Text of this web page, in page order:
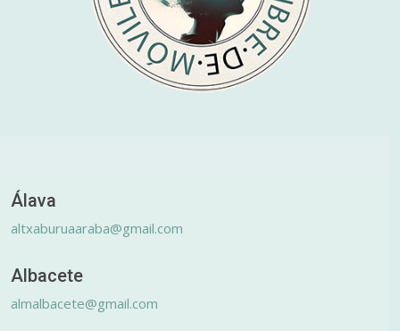
Álava
altxaburuaaraba@gmail.com
Albacete
almalbacete@gmail.com